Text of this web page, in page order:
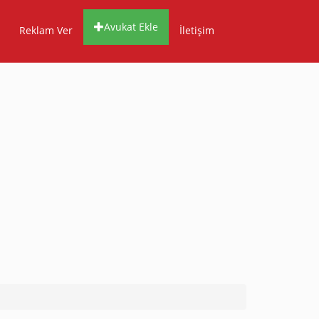
Reklam Ver Avukat Ekle İletişim